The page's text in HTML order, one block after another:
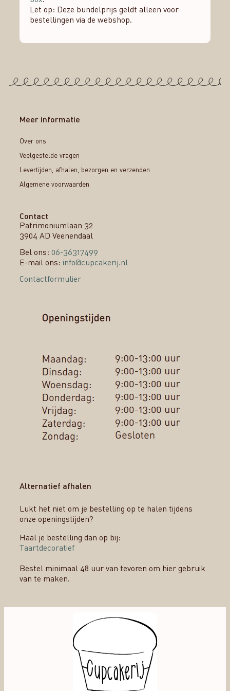
Let op: Deze bundelprijs geldt alleen voor
bestellingen via de webshop.
Meer informatie
Over ons
Veelgestelde vragen
Levertijden, afhalen, bezorgen en verzenden
Algemene voorwaarden
Contact
Patrimoniumlaan 32
3904 AD Veenendaal
Bel ons: 06-36317499
E-mail ons: info@cupcakerij.nl
Contactformulier
Alternatief afhalen
Lukt het niet om je bestelling op te halen tijdens
onze openingstijden?
Haal je bestelling dan op bij:
Taartdecoratief
Bestel minimaal 48 uur van tevoren om hier gebruik
van te maken.